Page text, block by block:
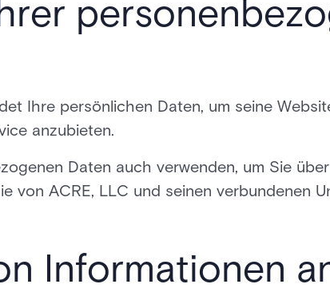
Ihre persönlichen Daten, um seine
anzubieten.
Daten auch verwenden, um Sie
von ACRE, LLC und seinen verbundenen
Informationen